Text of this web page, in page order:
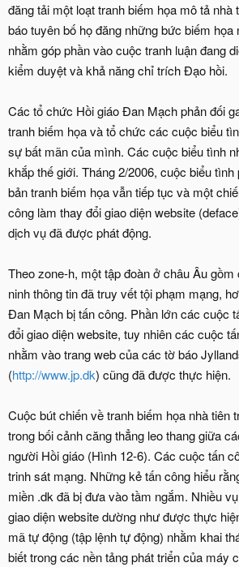
đăng tải một loạt tranh biếm họa mô tả
báo tuyên bố họ đăng những bức biếm
nhằm góp phần vào cuộc tranh luận đang
kiểm duyệt và khả năng chỉ trích Đạo hồi.
Các tổ chức Hồi giáo Đan Mạch phản đối
tranh biếm họa và tổ chức các cuộc biểu
sự bất mãn của mình. Các cuộc biểu tình
khắp thế giới. Tháng 2/2006, cuộc biểu
bản tranh biếm họa vẫn tiếp tục và một
công làm thay đổi giao diện website
dịch vụ đã được phát động.
Theo zone-h, một tập đoàn ở châu Âu
ninh thông tin đã truy vết tội phạm mạng,
Đan Mạch bị tấn công. Phần lớn các cuộc
đổi giao diện website, tuy nhiên các cuộc
nhằm vào trang web của các tờ báo
(http://www.jp.dk) cũng đã được thực hiện.
Cuộc bút chiến về tranh biếm họa nhà tiên
trong bối cảnh căng thẳng leo thang giữa
người Hồi giáo (Hình 12-6). Các cuộc tấn
trinh sát mạng. Những kẻ tấn công hiểu
miền .dk đã bị đưa vào tầm ngắm. Nhiều
giao diện website dường như được thực
mã tự động (tập lệnh tự động) nhằm khai
biết trong các nền tảng phát triển của máy